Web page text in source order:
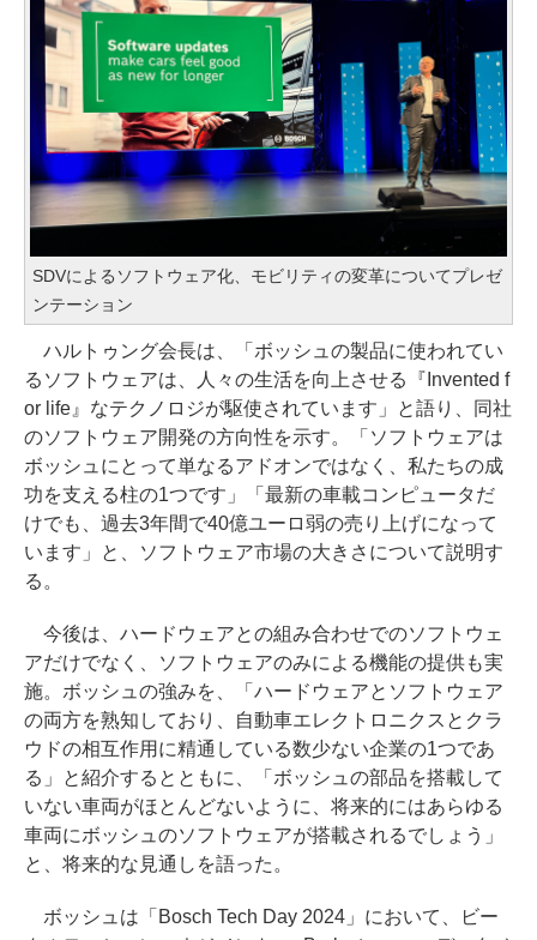
SDVによるソフトウェア化、モビリティの変革についてプレゼ
ンテーション
ハルトゥング会長は、「ボッシュの製品に使われてい
るソフトウェアは、人々の生活を向上させる『Invented f
or life』なテクノロジが駆使されています」と語り、同社
のソフトウェア開発の方向性を示す。「ソフトウェアは
ボッシュにとって単なるアドオンではなく、私たちの成
功を支える柱の1つです」「最新の車載コンピュータだ
けでも、過去3年間で40億ユーロ弱の売り上げになって
います」と、ソフトウェア市場の大きさについて説明す
る。
今後は、ハードウェアとの組み合わせでのソフトウェ
アだけでなく、ソフトウェアのみによる機能の提供も実
施。ボッシュの強みを、「ハードウェアとソフトウェア
の両方を熟知しており、自動車エレクトロニクスとクラ
ウドの相互作用に精通している数少ない企業の1つであ
る」と紹介するとともに、「ボッシュの部品を搭載して
いない車両がほとんどないように、将来的にはあらゆる
車両にボッシュのソフトウェアが搭載されるでしょう」
と、将来的な見通しを語った。
ボッシュは「Bosch Tech Day 2024」において、ビー